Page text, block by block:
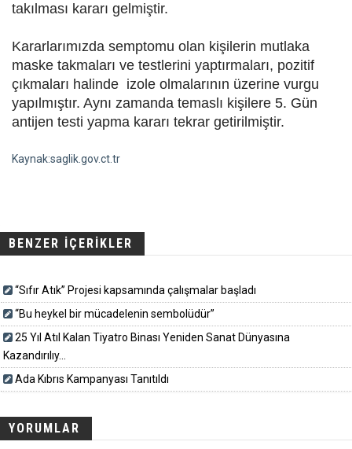
takılması kararı gelmiştir.
Kararlarımızda semptomu olan kişilerin mutlaka
maske takmaları ve testlerini yaptırmaları, pozitif
çıkmaları halinde izole olmalarının üzerine vurgu
yapılmıştır. Aynı zamanda temaslı kişilere 5. Gün
antijen testi yapma kararı tekrar getirilmiştir.
Kaynak:saglik.gov.ct.tr
BENZER İÇERİKLER
“Sıfır Atık” Projesi kapsamında çalışmalar başladı
“Bu heykel bir mücadelenin sembolüdür”
25 Yıl Atıl Kalan Tiyatro Binası Yeniden Sanat Dünyasına
Kazandırılıy...
Ada Kıbrıs Kampanyası Tanıtıldı
YORUMLAR